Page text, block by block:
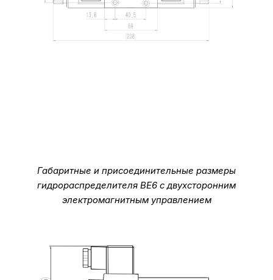
Габаритные и присоединительные размеры
гидрораспределителя ВЕ6 с двухсторонним
электромагнитным управлением